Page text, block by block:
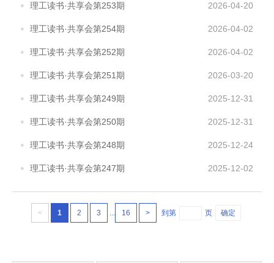
理工读书·共享会第253期 2026-04-20
理工读书·共享会第254期 2026-04-02
理工读书·共享会第252期 2026-04-02
理工读书·共享会第251期 2026-03-20
理工读书·共享会第249期 2025-12-31
理工读书·共享会第250期 2025-12-31
理工读书·共享会第248期 2025-12-24
理工读书·共享会第247期 2025-12-02
< 1 2 3 16 > 到第 页 确定